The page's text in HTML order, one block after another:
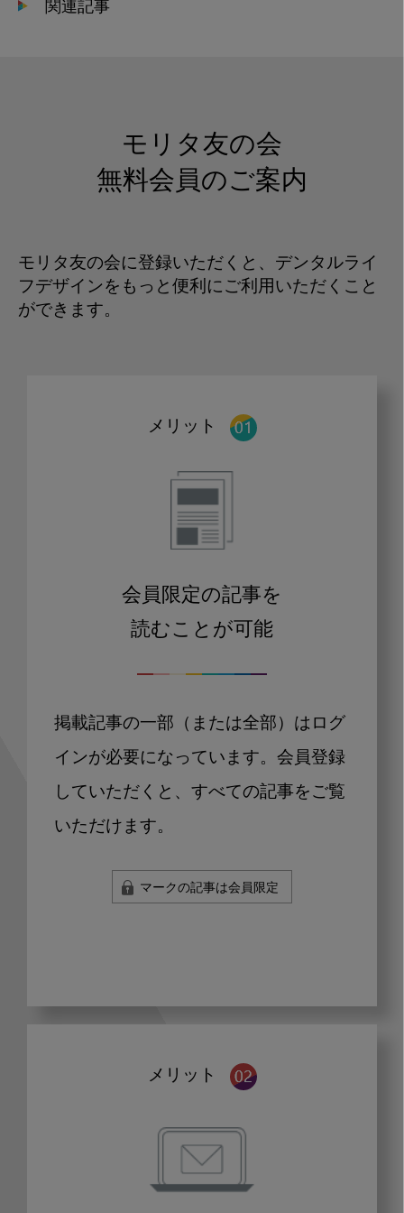
関連記事
モリタ友の会
無料会員のご案内
モリタ友の会に登録いただくと、デンタルライ
フデザインをもっと便利にご利用いただくこと
ができます。
メリット
会員限定の記事を
読むことが可能
掲載記事の一部（または全部）はログ
インが必要になっています。会員登録
していただくと、すべての記事をご覧
いただけます。
マークの記事は会員限定
メリット